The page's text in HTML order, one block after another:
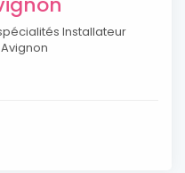
Installateur